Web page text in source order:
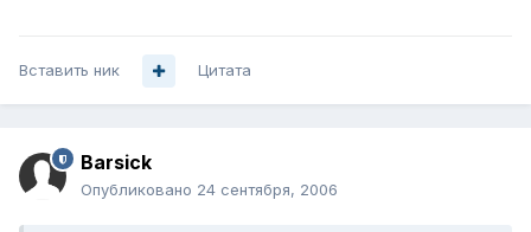
Вставить ник Цитата
Barsick
Опубликовано 24 сентября, 2006